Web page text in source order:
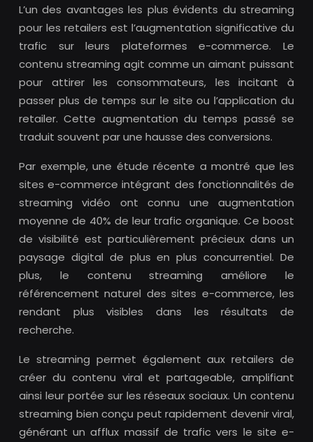
L’un des avantages les plus évidents du streaming
pour les retailers est l’augmentation significative du
trafic sur leurs plateformes e-commerce. Le
contenu streaming agit comme un aimant puissant
pour attirer les consommateurs, les incitant à
passer plus de temps sur le site ou l’application du
retailer. Cette augmentation du temps passé se
traduit souvent par une hausse des conversions.
Par exemple, une étude récente a montré que les
sites e-commerce intégrant des fonctionnalités de
streaming vidéo ont connu une augmentation
moyenne de 40% de leur trafic organique. Ce boost
de visibilité est particulièrement précieux dans un
paysage digital de plus en plus concurrentiel. De
plus, le contenu streaming améliore le
référencement naturel des sites e-commerce, les
rendant plus visibles dans les résultats de
recherche.
Le streaming permet également aux retailers de
créer du contenu viral et partageable, amplifiant
ainsi leur portée sur les réseaux sociaux. Un contenu
streaming bien conçu peut rapidement devenir viral,
générant un afflux massif de trafic vers le site e-